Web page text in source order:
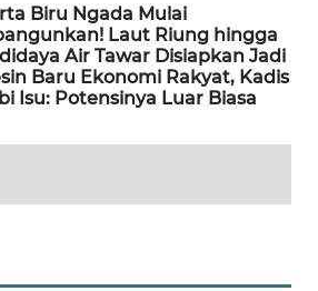
Biru Ngada Mulai
Laut Riung hingga
Air Tawar Disiapkan Jadi
Baru Ekonomi Rakyat, Kadis
Isu: Potensinya Luar Biasa